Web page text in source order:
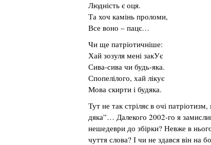
Людність є оця.
Та хоч камінь проломи,
Все воно – пацє…
Чи ще патріотичніше:
Хай зозуля мені закУє
Сива-сива чи будь-яка.
Спопелілого, хай лікує
Мова скирти і будяка.
Тут не так стріляє в очі
дяка”… Далекого 2002-го я
нешедеври до збірки? Невже в
чуття слова? І чи не здався він на